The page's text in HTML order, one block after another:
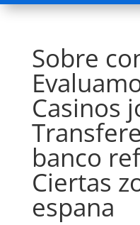
Sobre
Casinos
banco
Ciertas
espana